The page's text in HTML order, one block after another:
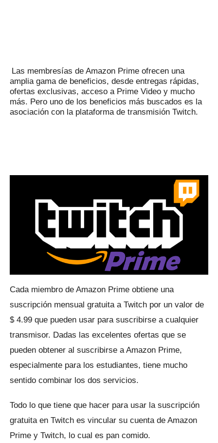
Las membresías de Amazon Prime ofrecen una
amplia gama de beneficios, desde entregas rápidas,
ofertas exclusivas, acceso a Prime Video y mucho
más. Pero uno de los beneficios más buscados es la
asociación con la plataforma de transmisión Twitch.
Cada miembro de Amazon Prime obtiene una
suscripción mensual gratuita a Twitch por un valor de
$ 4.99 que pueden usar para suscribirse a cualquier
transmisor. Dadas las excelentes ofertas que se
pueden obtener al suscribirse a Amazon Prime,
especialmente para los estudiantes, tiene mucho
sentido combinar los dos servicios.
Todo lo que tiene que hacer para usar la suscripción
gratuita en Twitch es vincular su cuenta de Amazon
Prime y Twitch, lo cual es pan comido.